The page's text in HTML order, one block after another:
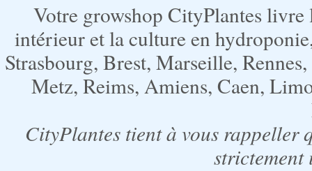
Votre growshop CityPlantes
intérieur et la culture en
Strasbourg, Brest, Marseille,
Metz, Reims, Amiens, Caen,
CityPlantes tient à vous rappeller
strictement